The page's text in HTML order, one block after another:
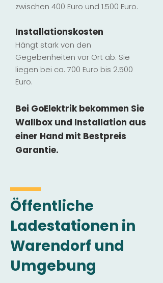
zwischen 400 Euro und 1.500 Euro.
Installationskosten
Hängt stark von den
Gegebenheiten vor Ort ab. Sie
liegen bei ca. 700 Euro bis 2.500
Euro.
Bei GoElektrik bekommen Sie
Wallbox und Installation aus
einer Hand mit Bestpreis
Garantie.
Öffentliche
Ladestationen in
Warendorf und
Umgebung